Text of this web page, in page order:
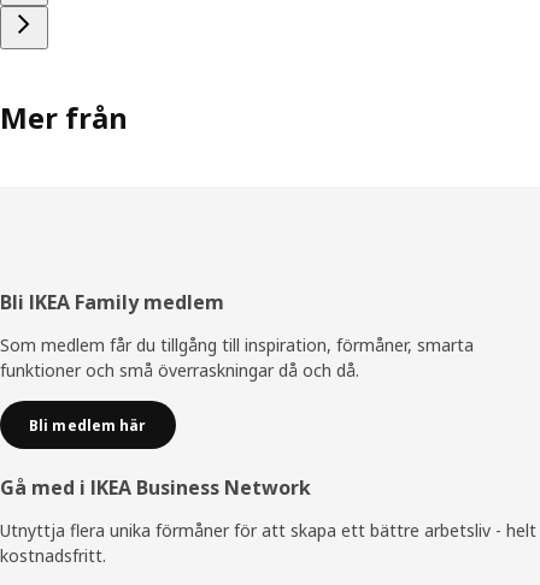
Mer från
Sidfot
Bli IKEA Family medlem
Som medlem får du tillgång till inspiration, förmåner, smarta
funktioner och små överraskningar då och då.
Bli medlem här
Gå med i IKEA Business Network
Utnyttja flera unika förmåner för att skapa ett bättre arbetsliv - helt
kostnadsfritt.